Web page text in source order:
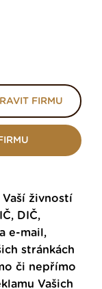
FIRMU
živností
DIČ,
e-mail,
stránkách
či nepřímo
Vašich